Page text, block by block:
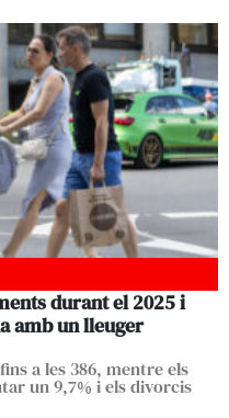
durant el 2025 i
amb un lleuger
a les 386, mentre els
un 9,7% i els divorcis